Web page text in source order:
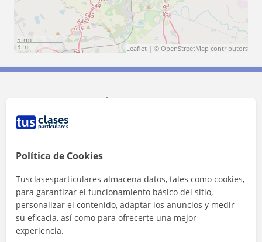
5 km
3 mi
Leaflet | © OpenStreetMap contributors
Contacta con Álvaro
1ª clase gratis
Política de Cookies
Tusclasesparticulares almacena datos, tales como cookies,
para garantizar el funcionamiento básico del sitio,
personalizar el contenido, adaptar los anuncios y medir
su eficacia, así como para ofrecerte una mejor
experiencia.